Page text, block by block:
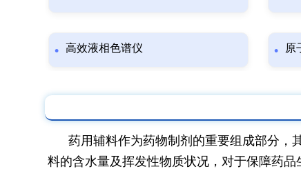
高效液相色谱仪 原
药用辅料作为药物制剂的重要组成部分，
料的含水量及挥发性物质状况，对于保障药